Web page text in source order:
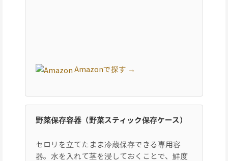
セロリを立てたまま冷蔵保存できる専用容